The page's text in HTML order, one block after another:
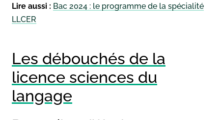
Lire aussi : Bac 2024 : le programme de la spécialité
LLCER
Les débouchés de la
licence sciences du
langage